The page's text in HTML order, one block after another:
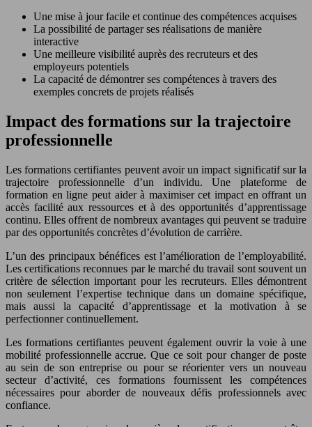
Une mise à jour facile et continue des compétences acquises
La possibilité de partager ses réalisations de manière
interactive
Une meilleure visibilité auprès des recruteurs et des
employeurs potentiels
La capacité de démontrer ses compétences à travers des
exemples concrets de projets réalisés
Impact des formations sur la trajectoire
professionnelle
Les formations certifiantes peuvent avoir un impact significatif sur la
trajectoire professionnelle d’un individu. Une plateforme de
formation en ligne peut aider à maximiser cet impact en offrant un
accès facilité aux ressources et à des opportunités d’apprentissage
continu. Elles offrent de nombreux avantages qui peuvent se traduire
par des opportunités concrètes d’évolution de carrière.
L’un des principaux bénéfices est l’amélioration de l’employabilité.
Les certifications reconnues par le marché du travail sont souvent un
critère de sélection important pour les recruteurs. Elles démontrent
non seulement l’expertise technique dans un domaine spécifique,
mais aussi la capacité d’apprentissage et la motivation à se
perfectionner continuellement.
Les formations certifiantes peuvent également ouvrir la voie à une
mobilité professionnelle accrue. Que ce soit pour changer de poste
au sein de son entreprise ou pour se réorienter vers un nouveau
secteur d’activité, ces formations fournissent les compétences
nécessaires pour aborder de nouveaux défis professionnels avec
confiance.